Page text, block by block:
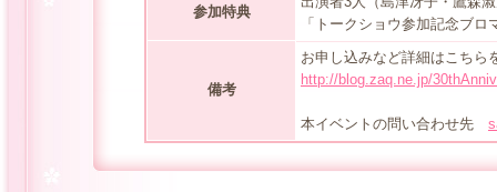
参加特典
「トークショウ参加記念ブ
備考
お申し込みなど詳細はこちら
http://blog.zaq.ne.jp/
本イベントの問い合わせ先